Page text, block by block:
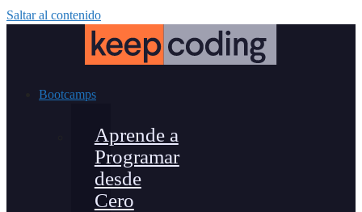
Saltar al contenido
Bootcamps
Aprende a
Programar
desde
Cero